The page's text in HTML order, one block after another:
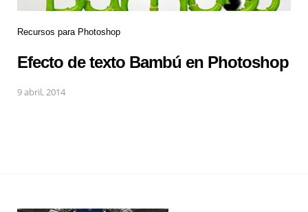
Recursos para Photoshop
Efecto de texto Bambú en Photoshop
9 abril, 2014